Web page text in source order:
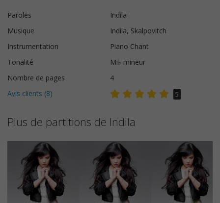
Paroles
Indila
Musique
Indila, Skalpovitch
Instrumentation
Piano Chant
Tonalité
Mi♭ mineur
Nombre de pages
4
Avis clients (8) 5
Plus de partitions de Indila